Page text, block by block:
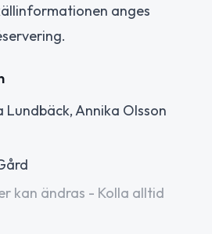
anges
Lundbäck, Annika Olsson
kan ändras - Kolla alltid